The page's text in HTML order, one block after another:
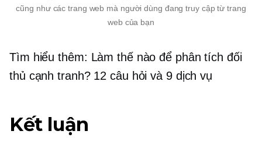
cũng như các trang web mà người dùng đang truy cập từ trang
web của bạn
Tìm hiểu thêm: Làm thế nào để phân tích đối
thủ cạnh tranh? 12 câu hỏi và 9 dịch vụ
Kết luận